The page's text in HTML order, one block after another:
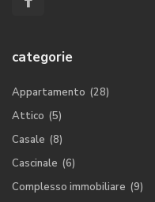
categorie
Appartamento (28)
Attico (5)
Casale (8)
Cascinale (6)
Complesso immobiliare (9)